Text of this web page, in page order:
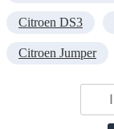
Citroen DS3
Citroen Jumper